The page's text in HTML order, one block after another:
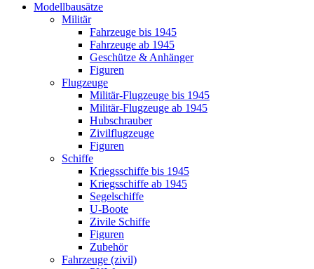
Modellbausätze
Militär
Fahrzeuge bis 1945
Fahrzeuge ab 1945
Geschütze & Anhänger
Figuren
Flugzeuge
Militär-Flugzeuge bis 1945
Militär-Flugzeuge ab 1945
Hubschrauber
Zivilflugzeuge
Figuren
Schiffe
Kriegsschiffe bis 1945
Kriegsschiffe ab 1945
Segelschiffe
U-Boote
Zivile Schiffe
Figuren
Zubehör
Fahrzeuge (zivil)